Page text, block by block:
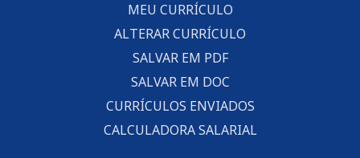
MEU CURRÍCULO
ALTERAR CURRÍCULO
SALVAR EM PDF
SALVAR EM DOC
CURRÍCULOS ENVIADOS
CALCULADORA SALARIAL